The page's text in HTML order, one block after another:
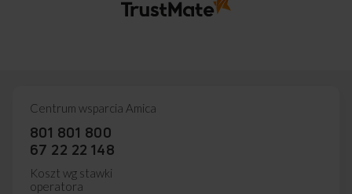
Centrum wsparcia Amica
801 801 800
67 22 22 148
Koszt wg stawki
operatora